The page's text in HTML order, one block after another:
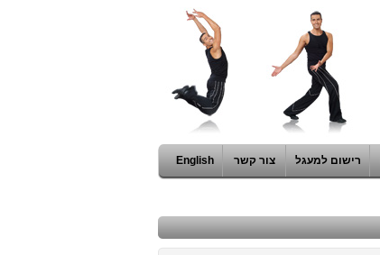
רישום למעגל צור קשר English